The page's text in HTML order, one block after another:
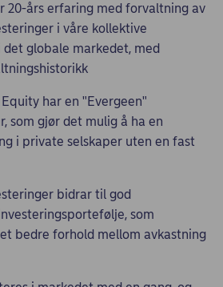
20-års erfaring med forvaltning av
i våre kollektive
det globale markedet, med
har en "Evergeen"
som gjør det mulig å ha en
i private selskaper uten en fast
bidrar til god
som
bedre forhold mellom avkastning